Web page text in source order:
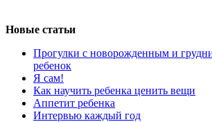
Новые статьи
Прогулки с новорожденным и
ребенок
Я сам!
Как научить ребенка ценить вещи
Аппетит ребенка
Интервью каждый год